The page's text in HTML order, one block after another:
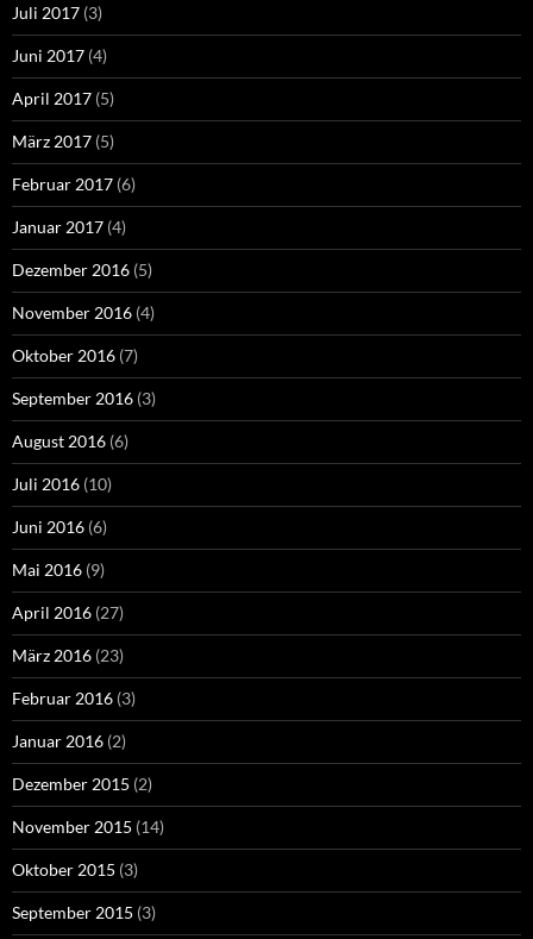
Juli 2017 (3)
Juni 2017 (4)
April 2017 (5)
März 2017 (5)
Februar 2017 (6)
Januar 2017 (4)
Dezember 2016 (5)
November 2016 (4)
Oktober 2016 (7)
September 2016 (3)
August 2016 (6)
Juli 2016 (10)
Juni 2016 (6)
Mai 2016 (9)
April 2016 (27)
März 2016 (23)
Februar 2016 (3)
Januar 2016 (2)
Dezember 2015 (2)
November 2015 (14)
Oktober 2015 (3)
September 2015 (3)